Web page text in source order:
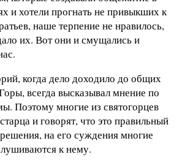
и хотели прогнать не привыкших к
наше терпение не нравилось,
их. Вот они и смущались и
когда дело доходило до общих
всегда высказывал мнение по
Поэтому многие из святогорцев
и говорят, что это правильный
на его суждения многие
к нему.